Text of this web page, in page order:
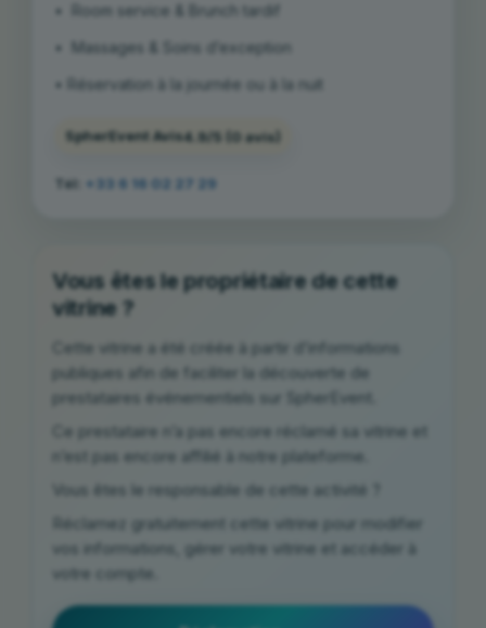
•⁠ R
oom service & Brunch tardif
•⁠ ⁠Massages & Soins d’exception
•⁠ ⁠Réservation à la journée ou à la nuit
SpherEvent Avis4.9/5 (0 avis)
Tél: +33 6 16 02 27 29
Vous êtes le propriétaire de cette
vitrine ?
Cette vitrine a été créée à partir d’informations
publiques afin de faciliter la découverte de
prestataires événementiels sur SpherEvent.
Ce prestataire n’a pas encore réclamé sa vitrine et
n’est pas encore affilié à notre plateforme.
Vous êtes le responsable de cette activité ?
Réclamez gratuitement cette vitrine pour modifier
vos informations, gérer votre vitrine et accéder à
votre compte.